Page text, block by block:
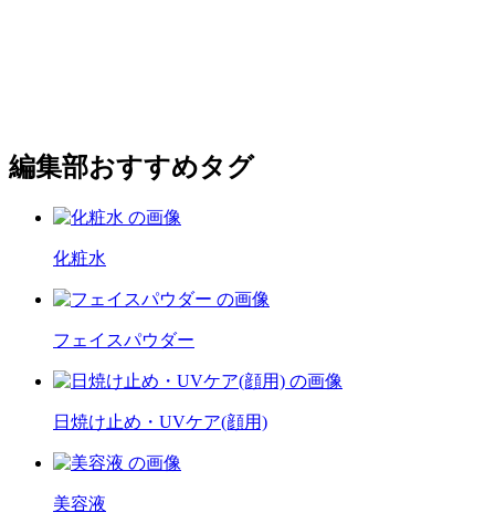
編集部おすすめタグ
化粧水
フェイスパウダー
日焼け止め・UVケア(顔用)
美容液